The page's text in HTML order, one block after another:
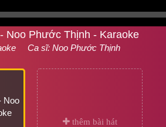
Noo Phước Thịnh - Karaoke
Ca sĩ: Noo Phước Thịnh